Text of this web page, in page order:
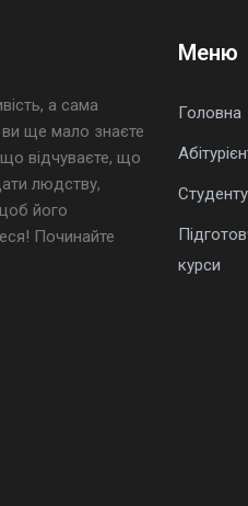
а сама
ви ще мало знаєте
відчуваєте, що
людству,
його
Починайте
Меню
Головна
Студенту
курси